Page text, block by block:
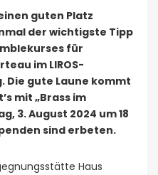
guten Platz
der wichtigste Tipp
für
im LIROS-
Die gute Laune kommt
mit „Brass im
3. August 2024 um 18
sind erbeten.
Haus